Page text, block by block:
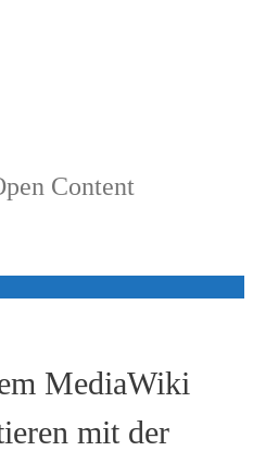
Content
MediaWiki
mit der